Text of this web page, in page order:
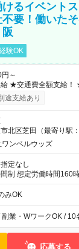
るイベント
要！働いた
験OK
～
あり） ┗
日に現金GET♪ お仕事
途支給あり
北区芝田（最寄り駅
ワンベルウッズ
定なし
定労働時間160時間/月 【シフト例
みOK
副業・WワークOK /
応募する